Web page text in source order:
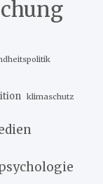
klimaschutz